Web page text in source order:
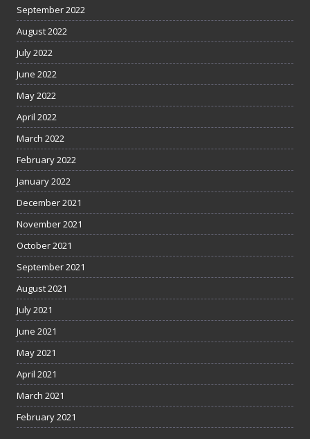
September 2022
August 2022
July 2022
June 2022
May 2022
April 2022
March 2022
February 2022
January 2022
December 2021
November 2021
October 2021
September 2021
August 2021
July 2021
June 2021
May 2021
April 2021
March 2021
February 2021